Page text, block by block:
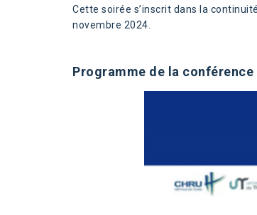
Cette soirée s’inscrit dans la
novembre 2024.
Programme de la conférence